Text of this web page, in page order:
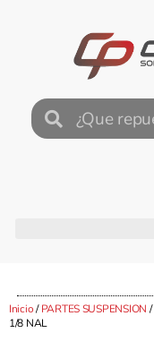
Inicio/PARTES SUSPENSION /
1/8 NAL